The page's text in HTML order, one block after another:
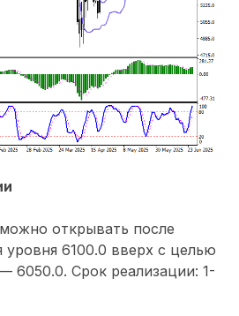
открывать после
уровня 6100.0 вверх с целью
6050.0. Срок реализации: 1-